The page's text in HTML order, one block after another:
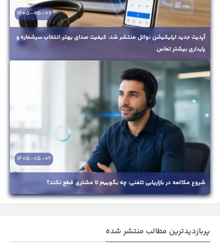
آپدیت جدید اپلیکیشن نواتل منتشر شد: کیفیت صدای بهتر، انتخاب سرشماره و
پایداری بیشتر تماس
1405-05-07
شروع مکالمه در بازاریابی تلفنی: چه بگوییم تا مشتری قطع نکند؟
1405-05-06
پربازدیدترین مطالب منتشر شده